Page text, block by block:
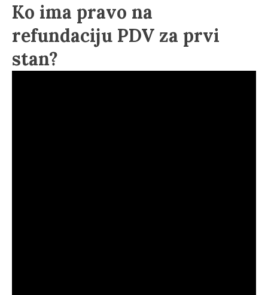
Ko ima pravo na
refundaciju PDV za prvi
stan?